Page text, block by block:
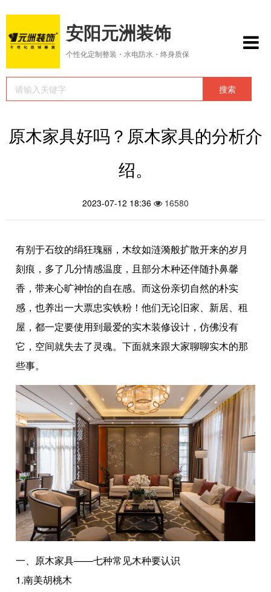
安阳元洲装饰
个性化定制整装・水电防水・终身质保
原木家具好吗？原木家具的分析介
绍。
2023-07-12 18:36 16580
有别于石纹的绢狂瑰丽，木纹如涟漪般扩散开来的岁月
刻痕，多了几分情感温度，且部分木种还伴随扑鼻馨
香，带来心旷神怡的自在感。而这份亲切自然的朴实
感，也养出一大票忠实铁粉！他们无论旧家、新居、租
屋，都一定要使用到最爱的实木装修设计，仿佛没有
它，空间就失去了灵魂。下面就来跟大家聊聊实木的那
些事。
一、原木家具——七种常见木种要认识
1.南美胡桃木